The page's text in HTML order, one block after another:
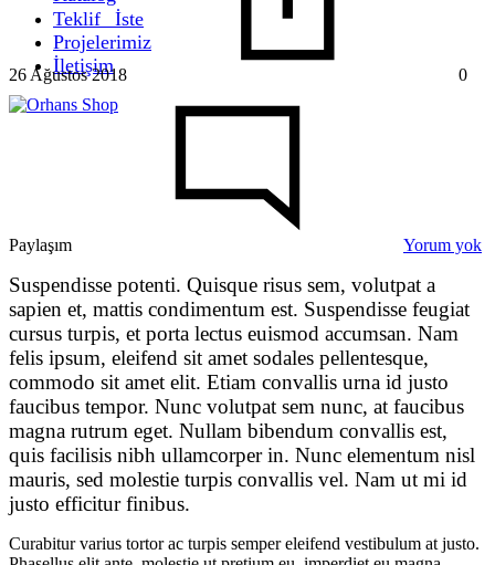
Teklif⠀İste
Projelerimiz
İletişim
26 Ağustos 2018 0
Paylaşım Yorum yok
Two
Pieces
to
Transition
Your
Favorite
Looks
into
Fall
Suspendisse potenti. Quisque risus sem, volutpat a
sapien et, mattis condimentum est. Suspendisse feugiat
cursus turpis, et porta lectus euismod accumsan. Nam
felis ipsum, eleifend sit amet sodales pellentesque,
commodo sit amet elit. Etiam convallis urna id justo
faucibus tempor. Nunc volutpat sem nunc, at faucibus
magna rutrum eget. Nullam bibendum convallis est,
quis facilisis nibh ullamcorper in. Nunc elementum nisl
mauris, sed molestie turpis convallis vel. Nam ut mi id
justo efficitur finibus.
Curabitur varius tortor ac turpis semper eleifend vestibulum at justo.